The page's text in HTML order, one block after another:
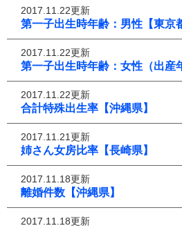
2017.11.22更新
第一子出生時年齢：男性【東京
2017.11.22更新
第一子出生時年齢：女性（出産
2017.11.22更新
合計特殊出生率【沖縄県】
2017.11.21更新
姉さん女房比率【長崎県】
2017.11.18更新
離婚件数【沖縄県】
2017.11.18更新